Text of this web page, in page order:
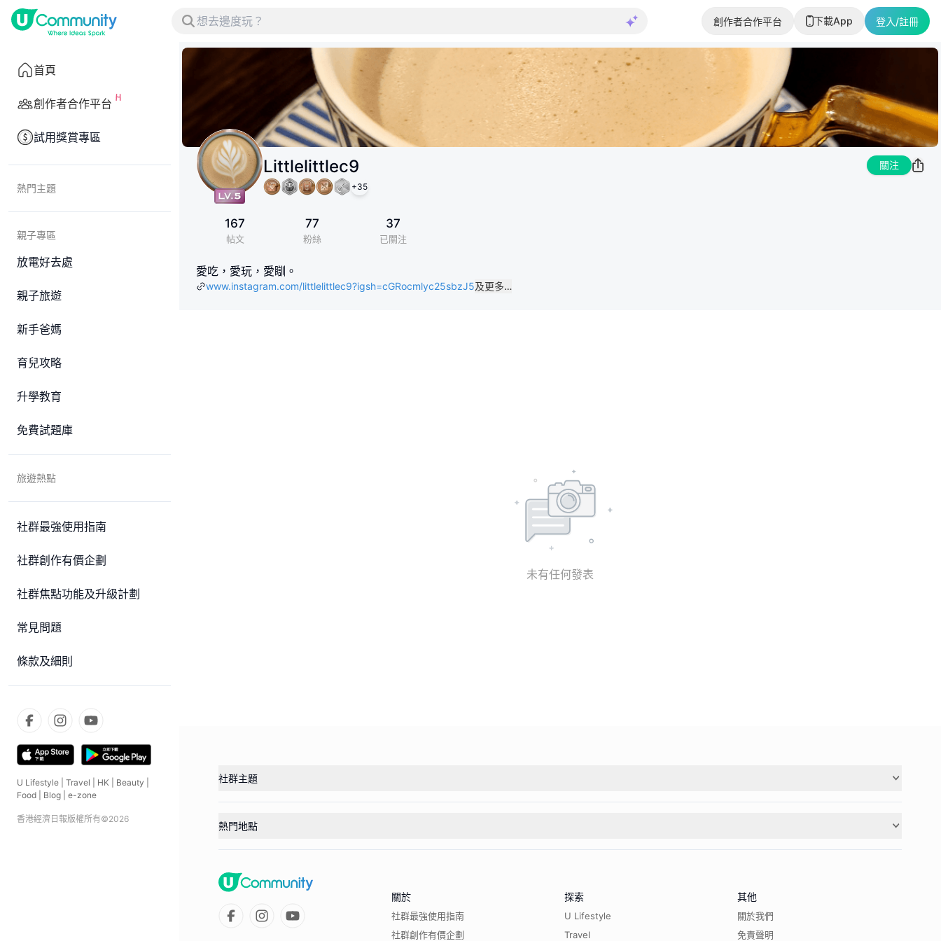
創作者合作平台 下載App 登入/註冊
首頁
創作者合作平台
試用獎賞專區
熱門主題
親子專區
放電好去處
親子旅遊
新手爸媽
育兒攻略
升學教育
免費試題庫
旅遊熱點
社群最強使用指南
社群創作有價企劃
社群焦點功能及升級計劃
常見問題
條款及細則
U Lifestyle Travel HK Beauty
Food
Blog e-zone
香港經濟日報版權所有©2026
Littlelittlec9
+35
關注
167
帖文
77
粉絲
37
已關注
愛吃，愛玩，愛瞓。
www.instagram.com/littlelittlec9?igsh=cGRocmlyc25sbzJ5及更多…
未有任何發表
社群主題
熱門地點
關於
社群最強使用指南
社群創作有價企劃
探索
U Lifestyle
Travel
其他
關於我們
免責聲明